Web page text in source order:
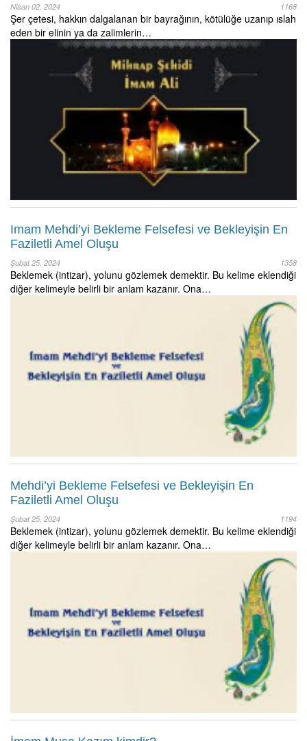
Nisan 02, 2024 1168
Şer çetesi, hakkın dalgalanan bir bayrağının, kötülüğe uzanıp ıslah
eden bir elinin ya da zalimlerin…
Imam Mehdi’yi Bekleme Felsefesi ve Bekleyişin En
Faziletli Amel Oluşu
Şubat 25, 2024 1358
Beklemek (intizar), yolunu gözlemek demektir. Bu kelime eklendiği
diğer kelimeyle belirli bir anlam kazanır. Ona…
Mehdi’yi Bekleme Felsefesi ve Bekleyişin En
Faziletli Amel Oluşu
Şubat 25, 2024 1194
Beklemek (intizar), yolunu gözlemek demektir. Bu kelime eklendiği
diğer kelimeyle belirli bir anlam kazanır. Ona…